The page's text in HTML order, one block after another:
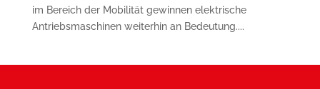
im Bereich der Mobilität gewinnen elektrische
Antriebsmaschinen weiterhin an Bedeutung....